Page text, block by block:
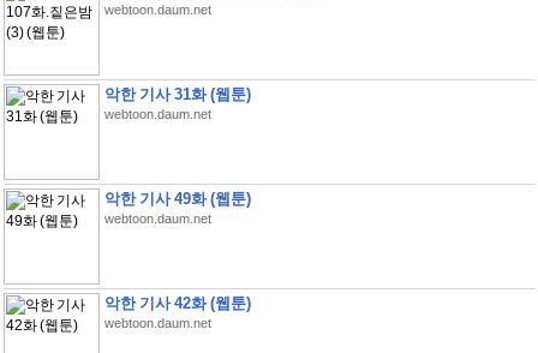
webtoon.daum.net
악한 기사 31화 (웹툰)
webtoon.daum.net
악한 기사 49화 (웹툰)
webtoon.daum.net
악한 기사 42화 (웹툰)
webtoon.daum.net